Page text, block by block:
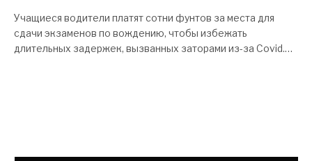
Учащиеся водители платят сотни фунтов за места для
сдачи экзаменов по вождению, чтобы избежать
длительных задержек, вызванных заторами из-за Covid.…